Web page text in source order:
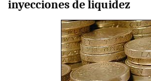
inyecciones de liquidez